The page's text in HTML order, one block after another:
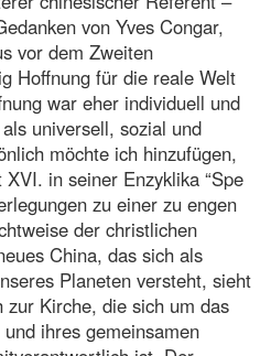
von Yves Congar,
vor dem Zweiten
Hoffnung für die reale Welt
war eher individuell und
universell, sozial und
möchte ich hinzufügen,
in seiner Enzyklika “Spe
zu einer zu engen
der christlichen
China, das sich als
Planeten versteht, sieht
Kirche, die sich um das
ihres gemeinsamen